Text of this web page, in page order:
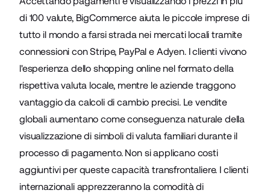
di 100 valute,BigCommerce aiuta le piccole imprese di
tutto il mondoa farsi strada nei mercati locali tramite
connessioni con Stripe, PayPal e Adyen. I clienti vivono
l'esperienza dello shopping online nel formato della
rispettiva valuta locale, mentre le aziende traggono
vantaggio da calcoli di cambio precisi. Le vendite
globali aumentano come conseguenza naturale della
visualizzazione di simboli di valuta familiari durante il
processo di pagamento. Non si applicano costi
aggiuntivi per queste capacità transfrontaliere. I clienti
internazionali apprezzeranno la comodità di